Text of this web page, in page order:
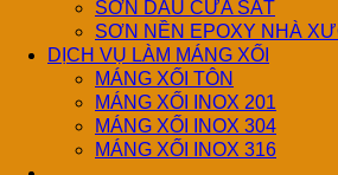
SƠN DẦU CỬA SẮT
SƠN NỀN EPOXY NHÀ
DỊCH VỤ LÀM MÁNG XỐI
MÁNG XỐI TÔN
MÁNG XỐI INOX 201
MÁNG XỐI INOX 304
MÁNG XỐI INOX 316